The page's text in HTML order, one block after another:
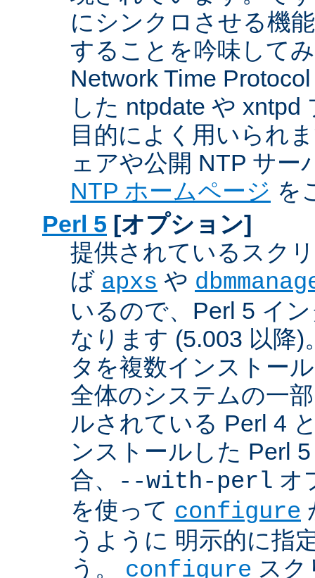
にシンクロさせる機
することを吟味して
Network Time
した ntpdate や
目的によく用いられ
ェアや公開 NTP サー
NTP ホームページ を
Perl 5 [オプション]
提供されているスク
ば apxs や
いるので、Perl 5 イ
なります (5.003 以降
タを複数インストー
全体のシステムの一
ルされている Perl 4
ンストールした Perl
合、
--with-perl オ
を使って configure
うように 明示的に指
う。 configure スク